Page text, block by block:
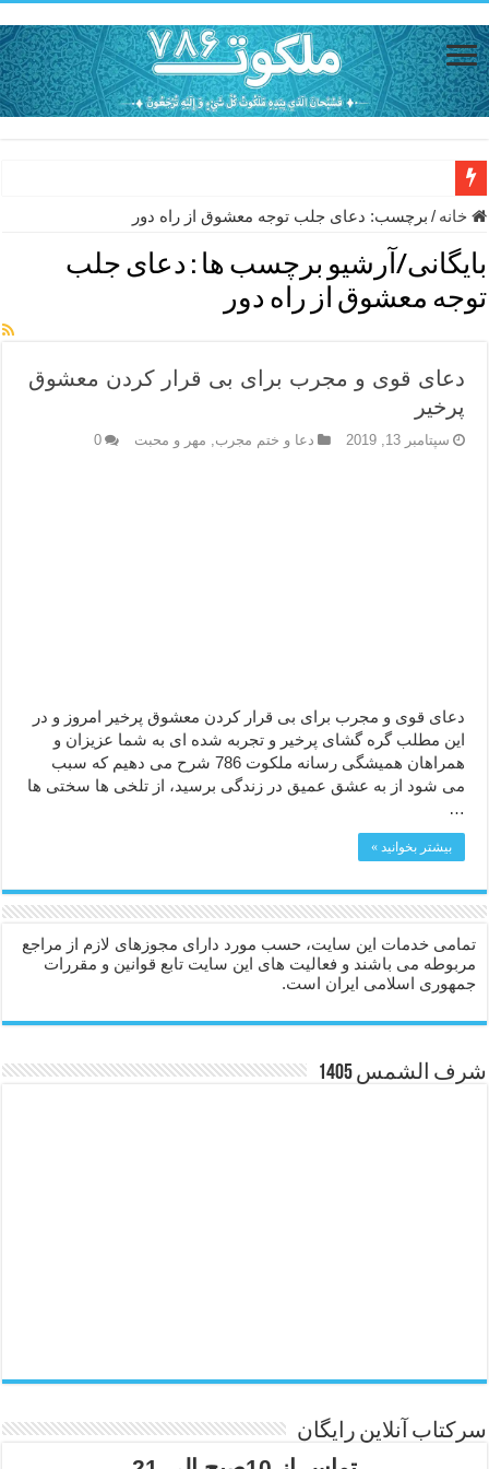
حاجت روایی با ذکر صلوات خاصه امام رضا (ع) – دعای شفای بیمار از
دعای حفظ جان خانواده از بلا در سفر – دعای دفع بلا در قرآن
دعای مجرب برای رفع گرفتاری – ذکر قوی برای جلوگیری از اندوه و
دعا برای عاشق شدن طرف مقابل – عاشق کردن طرف مقابل از راه
انواع ذکرهای الهی و خواص آن – مجرب ترین ذکرها برای برآوردن
دعای روزی و رفع فقر – دعای مجرب برای گشایش مالی و برکت در کار
خانه / برچسب: دعای جلب توجه معشوق از راه دور
بایگانی/آرشیو برچسب ها : دعای جلب
توجه معشوق از راه دور
دعای قوی و مجرب برای بی قرار کردن معشوق
پرخیر
سپتامبر 13, 2019 دعا و ختم مجرب مهر و محبت 0
دعای قوی و مجرب برای بی قرار کردن معشوق پرخیر امروز و در
این مطلب گره گشای پرخیر و تجربه شده ای به شما عزیزان و
همراهان همیشگی رسانه ملکوت 786 شرح می دهیم که سبب
می شود از به عشق عمیق در زندگی برسید، از تلخی ها سختی ها
…
بیشتر بخوانید »
تمامی خدمات این سایت، حسب مورد دارای مجوزهای لازم از مراجع
مربوطه می باشند و فعالیت های این سایت تابع قوانین و مقررات
جمهوری اسلامی ایران است.
شرف الشمس 1405
سرکتاب آنلاین رایگان